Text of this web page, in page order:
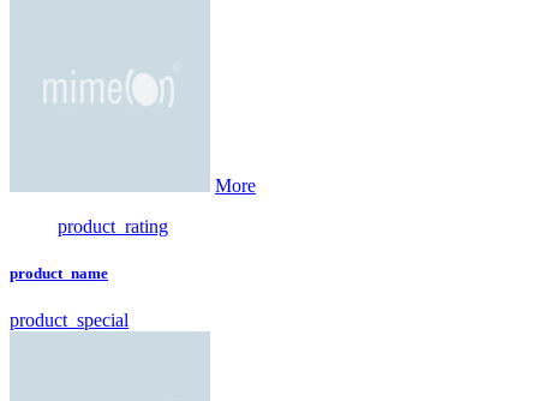
More
product_rating
product_name
product_special